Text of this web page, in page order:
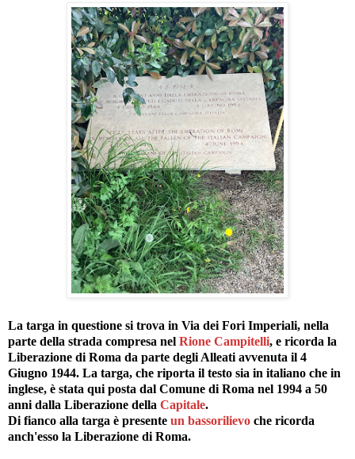
La targa in questione si trova in Via dei Fori Imperiali, nella
parte della strada compresa nel Rione Campitelli, e ricorda la
Liberazione di Roma da parte degli Alleati avvenuta il 4
Giugno 1944. La targa, che riporta il testo sia in italiano che in
inglese, è stata qui posta dal Comune di Roma nel 1994 a 50
anni dalla Liberazione della Capitale.
Di fianco alla targa è presente un bassorilievo che ricorda
anch'esso la Liberazione di Roma.